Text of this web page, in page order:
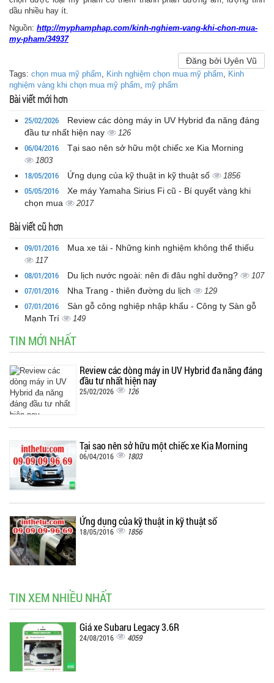
dầu nhiều hay ít.
Nguồn: http://myphamphap.com/kinh-nghiem-vang-khi-chon-mua-
my-pham/34937
Đăng bởi Uyên Vũ
Tags: chọn mua mỹ phẩm Kinh nghiệm chọn mua mỹ phẩm
Kinh
nghiệm vàng khi chọn mua mỹ phẩm
mỹ phẩm
Bài viết mới hơn
25/02/2026
Review các dòng máy in UV Hybrid đa năng đáng
đầu tư nhất hiện nay
126
06/04/2016 Tại sao nên sở hữu một chiếc xe Kia Morning
1803
18/05/2016 Ứng dụng của kỹ thuật in kỹ thuật số 1856
05/05/2016
Xe máy Yamaha Sirius Fi cũ - Bí quyết vàng khi
chọn mua
2017
Bài viết cũ hơn
09/01/2016 Mua xe tải - Những kinh nghiệm không thể thiếu
117
08/01/2016 Du lịch nước ngoài: nên đi đâu nghỉ dưỡng? 107
07/01/2016 Nha Trang - thiên đường du lịch 129
07/01/2016
Sàn gỗ công nghiệp nhập khẩu - Công ty Sàn gỗ
Mạnh Trí
149
TIN MỚI NHẤT
Review các dòng máy in UV Hybrid đa năng đáng
đầu tư nhất hiện nay
25/02/2026 126
Tại sao nên sở hữu một chiếc xe Kia Morning
06/04/2016 1803
Ứng dụng của kỹ thuật in kỹ thuật số
18/05/2016 1856
TIN XEM NHIỀU NHẤT
Giá xe Subaru Legacy 3.6R
24/08/2016 4059